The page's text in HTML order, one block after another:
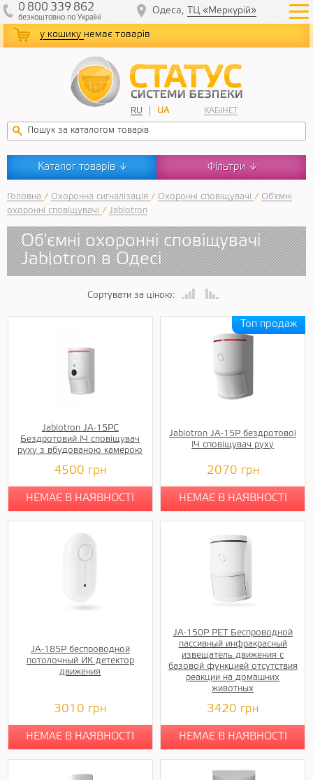
у кошику немає товарів
RU UA КАБІНЕТ
0 800 339 862
безкоштовнопо Україні
Одеса, ТЦ «Меркурій»
Каталог товарів ↓ Фільтри ↓
Головна / Охоронна сигналізація / Охоронні сповіщувачі / Об'ємні
охоронні сповіщувачі / Jablotron
Об'ємні охоронні сповіщувачі
Jablotron в Одесі
Сортувати за ціною:
Jablotron JA-15PC
Бездротовий ІЧ сповіщувач
руху з вбудованою камерою
4500 грн
НЕМАЄ В НАЯВНОСТІ
Jablotron JA-15P бездротової
ІЧ сповіщувач руху
2070 грн
НЕМАЄ В НАЯВНОСТІ
JA-185P беспроводной
потолочный ИК детектор
движения
3010 грн
НЕМАЄ В НАЯВНОСТІ
JA-150P PET Беспроводной
пассивный инфракрасный
извещатель движения с
базовой функцией отсутствия
реакции на домашних
животных
3420 грн
НЕМАЄ В НАЯВНОСТІ